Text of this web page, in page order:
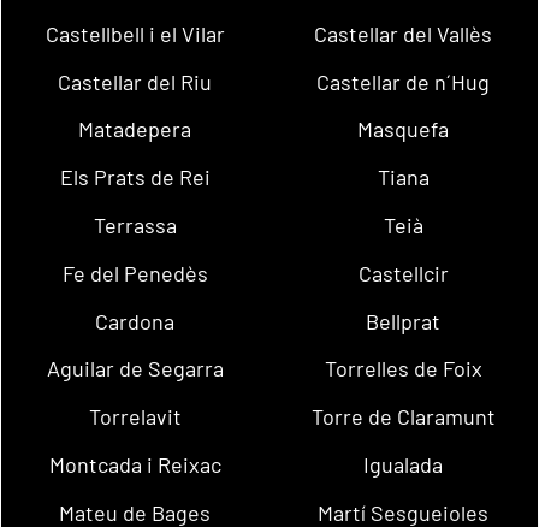
Castellbell i el Vilar
Castellar del Vallès
Castellar del Riu
Castellar de n´Hug
Matadepera
Masquefa
Els Prats de Rei
Tiana
Terrassa
Teià
Fe del Penedès
Castellcir
Cardona
Bellprat
Aguilar de Segarra
Torrelles de Foix
Torrelavit
Torre de Claramunt
Montcada i Reixac
Igualada
Mateu de Bages
Martí Sesgueioles